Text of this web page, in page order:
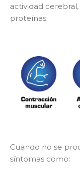
actividad
proteínas.
Cuando no se
síntomas como: